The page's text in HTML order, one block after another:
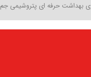
بهداشت حرفه ای پتروشیمی جم